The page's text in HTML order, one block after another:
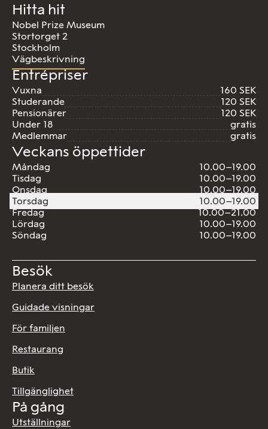
Hitta hit
Nobel Prize Museum
Stortorget 2
Stockholm
Vägbeskrivning
Entrépriser
Vuxna
160 SEK
Studerande
120 SEK
Pensionärer
120 SEK
Under 18
gratis
Medlemmar
gratis
Veckans öppettider
Måndag
10.00–19.00
Tisdag
10.00–19.00
Onsdag
10.00–19.00
Torsdag
10.00–19.00
Fredag
10.00–21.00
Lördag
10.00–19.00
Söndag
10.00–19.00
Besök
Planera ditt besök
Guidade visningar
För familjen
Restaurang
Butik
Tillgänglighet
På gång
Utställningar